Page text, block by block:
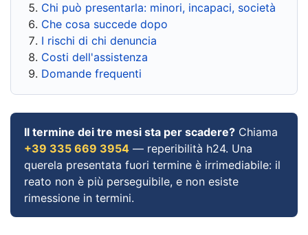
Chi può presentarla: minori, incapaci, società
Che cosa succede dopo
I rischi di chi denuncia
Costi dell'assistenza
Domande frequenti
Il termine dei tre mesi sta per scadere? Chiama
+39 335 669 3954 — reperibilità h24. Una
querela presentata fuori termine è irrimediabile: il
reato non è più perseguibile, e non esiste
rimessione in termini.